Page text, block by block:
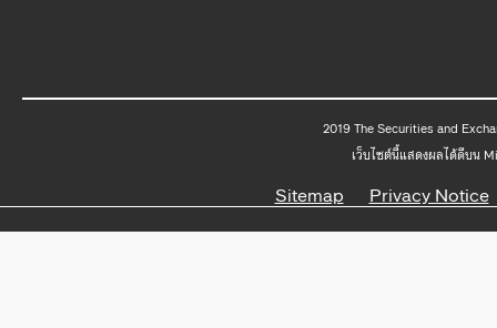
2019
เว็บไซต์นี้แสดงผลได้ดีบน
Sitemap Privacy Notice